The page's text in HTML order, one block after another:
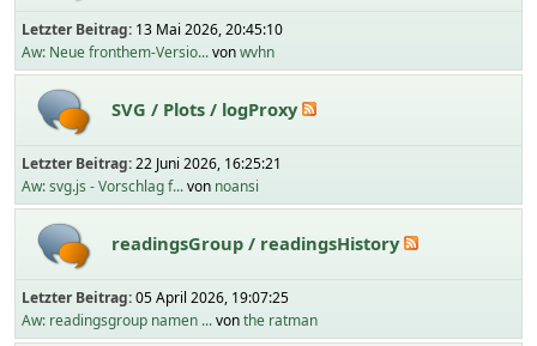
Letzter Beitrag: 13 Mai 2026, 20:45:10
Aw: Neue fronthem-Versio...vonwvhn
SVG / Plots / logProxy
Letzter Beitrag:22 Juni 2026, 16:25:21
Aw: svg.js - Vorschlag f...von noansi
readingsGroup / readingsHistory
Letzter Beitrag:05 April 2026, 19:07:25
Aw: readingsgroup namen ...vonthe ratman